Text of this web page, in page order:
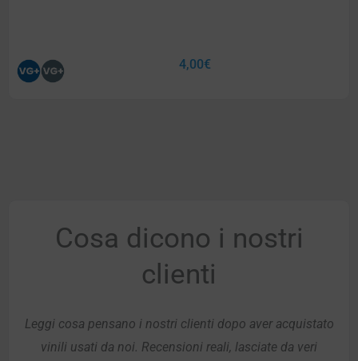
4,00€
Cosa dicono i nostri
clienti
Leggi cosa pensano i nostri clienti dopo aver acquistato
vinili usati da noi. Recensioni reali, lasciate da veri